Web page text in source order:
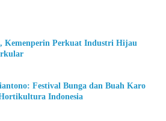
Kemenperin Perkuat Industri Hijau
Festival Bunga dan Buah Karo
Indonesia